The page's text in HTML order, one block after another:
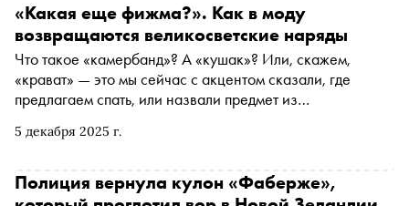
5 декабря 2025 г.
«Какая еще фижма?». Как в моду
возвращаются великосветские наряды
Что такое «камербанд»? А «кушак»? Или, скажем,
«крават» — это мы сейчас с акцентом сказали, где
предлагаем спать, или назвали предмет из
своего авторского цикла модный обозреватель «Сноба»
приходит официальная одежда, рекомендует не срывать
кушаки с соперников, а панье носить с осторожностью,
Полиция вернула кулон «Фаберже»,